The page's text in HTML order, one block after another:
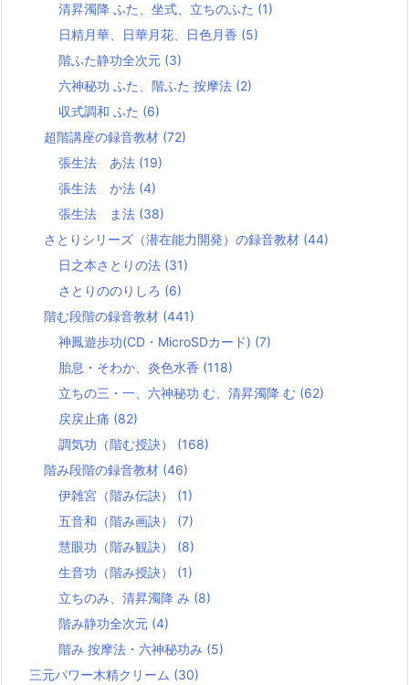
清昇濁降 ふた、坐式、立ちのふた (1)
日精月華、日華月花、日色月香 (5)
階ふた静功全次元 (3)
六神秘功 ふた、階ふた 按摩法 (2)
収式調和 ふた (6)
超階講座の録音教材 (72)
張生法 あ法 (19)
張生法 か法 (4)
張生法 ま法 (38)
さとりシリーズ（潜在能力開発）の録音教材 (44)
日之本さとりの法 (31)
さとりののりしろ (6)
階む段階の録音教材 (441)
神鳳遊歩功(CD・MicroSDカード) (7)
胎息・そわか、炎色水香 (118)
立ちの三・一、六神秘功 む、清昇濁降 む (62)
戻戻止痛 (82)
調気功（階む授訣） (168)
階み段階の録音教材 (46)
伊雑宮（階み伝訣） (1)
五音和（階み画訣） (7)
慧眼功（階み観訣） (8)
生音功（階み授訣） (1)
立ちのみ、清昇濁降 み (8)
階み静功全次元 (4)
階み 按摩法・六神秘功み (5)
三元パワー木精クリーム (30)